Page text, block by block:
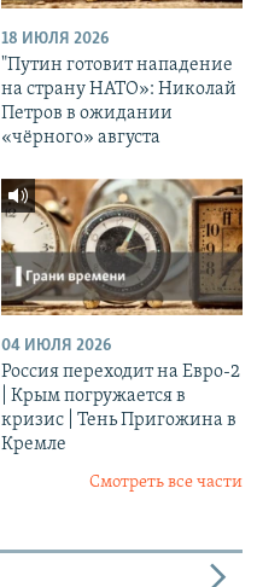
18 ИЮЛЯ 2026
"Путин готовит нападение
на страну НАТО»: Николай
Петров в ожидании
«чёрного» августа
04 ИЮЛЯ 2026
Россия переходит на Евро-2
| Крым погружается в
кризис | Тень Пригожина в
Кремле
Смотреть все части